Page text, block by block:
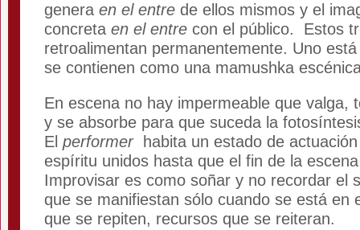
genera en el entre de ellos mismos y el
concreta en el entre con el público. Estos
retroalimentan permanentemente. Uno
se contienen como una mamushka
En escena no hay impermeable que valga,
y se absorbe para que suceda la
El performerhabita un estado de
espíritu unidos hasta que el fin de la
Improvisar es como soñar y no recordar el
que se manifiestan sólo cuando se está en
que se repiten, recursos que se reiteran.